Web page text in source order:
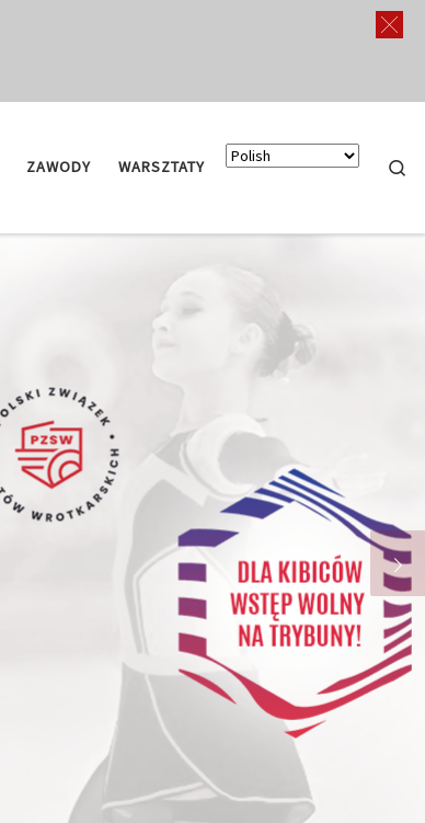
ZAWODY WARSZTATY